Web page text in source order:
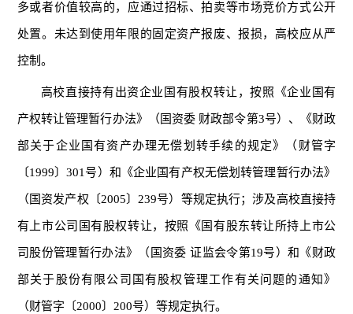
多或者价值较高的，应通过招标、拍卖等市场竞价方式公开
处置。未达到使用年限的固定资产报废、报损，高校应从严
控制。
高校直接持有出资企业国有股权转让，按照《企业国有
产权转让管理暂行办法》（国资委 财政部令第3号）、《财政
部关于企业国有资产办理无偿划转手续的规定》（财管字
〔1999〕301号）和《企业国有产权无偿划转管理暂行办法》
（国资发产权〔2005〕239号）等规定执行；涉及高校直接持
有上市公司国有股权转让，按照《国有股东转让所持上市公
司股份管理暂行办法》（国资委 证监会令第19号）和《财政
部关于股份有限公司国有股权管理工作有关问题的通知》
（财管字〔2000〕200号）等规定执行。